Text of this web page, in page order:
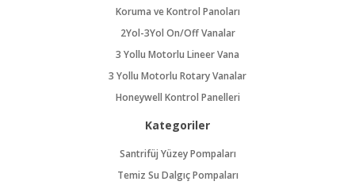
Koruma ve Kontrol Panoları
2Yol-3Yol On/Off Vanalar
3 Yollu Motorlu Lineer Vana
3 Yollu Motorlu Rotary Vanalar
Honeywell Kontrol Panelleri
Kategoriler
Santrifüj Yüzey Pompaları
Temiz Su Dalgıç Pompaları